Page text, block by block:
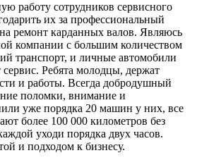
работу сотрудников сервисного
их за профессиональный
ремонт карданных валов. Являюсь
компании с большим количеством
транспорт, и личные автомобили
сервис. Ребята молодцы, держат
и работы. Всегда добродушный
поломки, внимание и
уже порядка 20 машин у них, все
более 100 000 километров без
уходи порядка двух часов.
и подходом к бизнесу.